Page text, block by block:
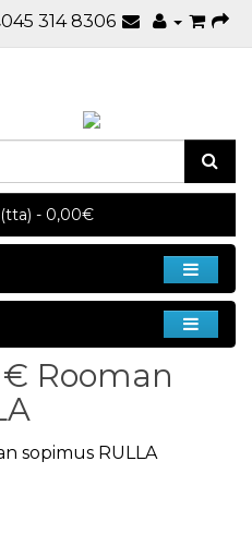
045 314 8306
- 0,00€
Rooman